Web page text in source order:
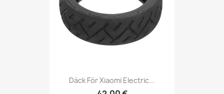
Däck För Xiaomi Electric...